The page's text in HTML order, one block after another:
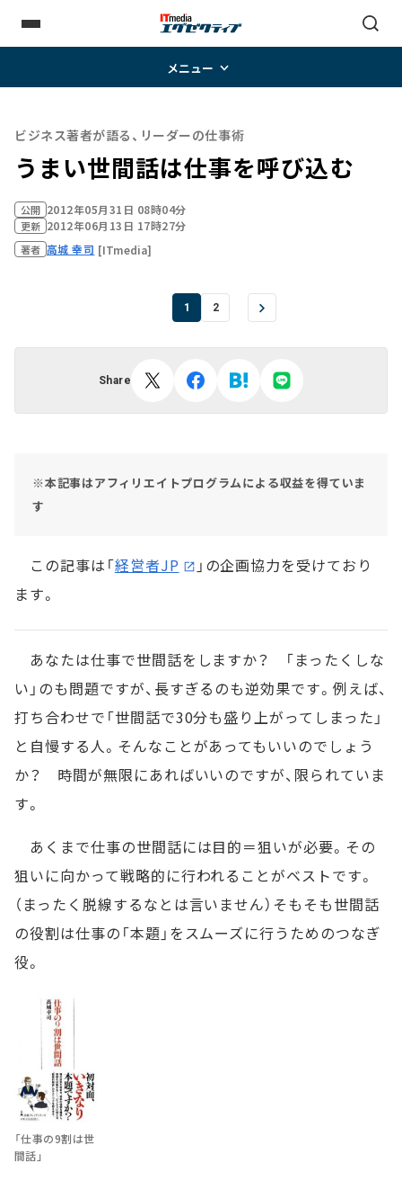
メニュー
ビジネス著者が語る、リーダーの仕事術
うまい世間話は仕事を呼び込む
公開 2012年05月31日 08時04分
更新 2012年06月13日 17時27分
著者 高城 幸司 [ITmedia]
1 2
Share
※本記事はアフィリエイトプログラムによる収益を得ていま
す
この記事は「経営者JP
」の企画協力を受けており
ます。
あなたは仕事で世間話をしますか？ 「まったくしな
い」のも問題ですが、長すぎるのも逆効果です。例えば、
打ち合わせで「世間話で30分も盛り上がってしまった」
と自慢する人。そんなことがあってもいいのでしょう
か？ 時間が無限にあればいいのですが、限られていま
す。
あくまで仕事の世間話には目的＝狙いが必要。その
狙いに向かって戦略的に行われることがベストです。
（まったく脱線するなとは言いません）そもそも世間話
の役割は仕事の「本題」をスムーズに行うためのつなぎ
役。
「仕事の9割は世
間話」